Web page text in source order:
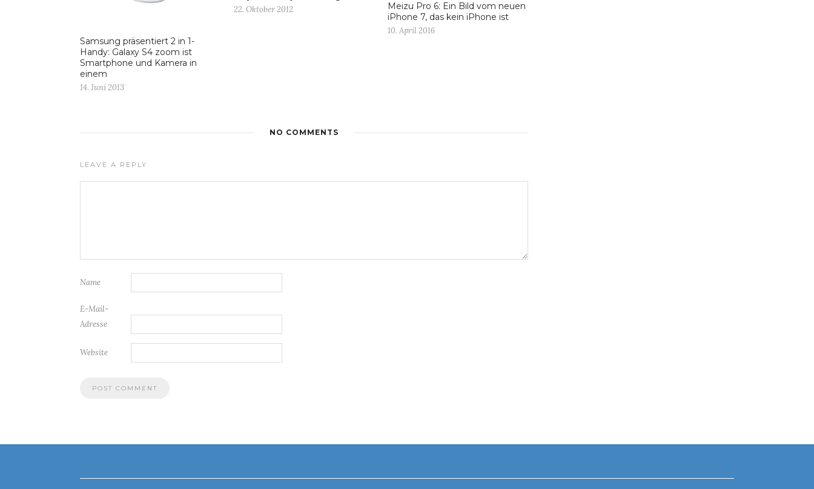
Samsung präsentiert 2 in 1-
Handy: Galaxy S4 zoom ist
Smartphone und Kamera in
einem
14. Juni 2013
22. Oktober 2012
Meizu Pro 6: Ein Bild vom neuen
iPhone 7, das kein iPhone ist
10. April 2016
NO COMMENTS
LEAVE A REPLY
Name
E-Mail-
Adresse
Website